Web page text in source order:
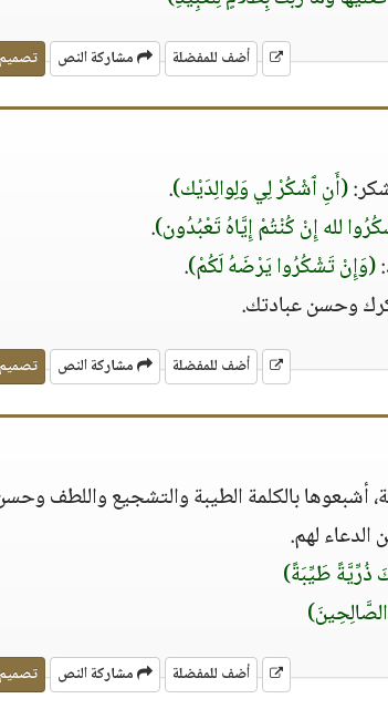
أضف للمفضلة مشاركة النص
(أَنِ ٱشْكُرْ لِي وَلِوالِدَيْك).
لله إِنْ كُنْتُمْ إِيَّاهُ تَعْبُدُون).
(وَإِنْ تَشْكُرُوا يَرْضَهُ لَكُمْ).
وحسن عبادتك.
أضف للمفضلة مشاركة النص
أشبعوها بالكلمة الطيبة والتشجيع واللطف
الدعاء لهم.
ذُرِّيَّةً طَيِّبَةً)
أضف للمفضلة مشاركة النص